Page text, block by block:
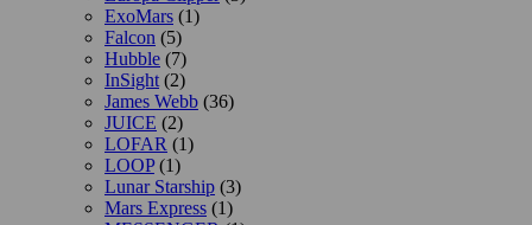
ExoMars (1)
Falcon (5)
Hubble (7)
InSight (2)
James Webb (36)
JUICE (2)
LOFAR (1)
LOOP(1)
Lunar Starship (3)
Mars Express (1)